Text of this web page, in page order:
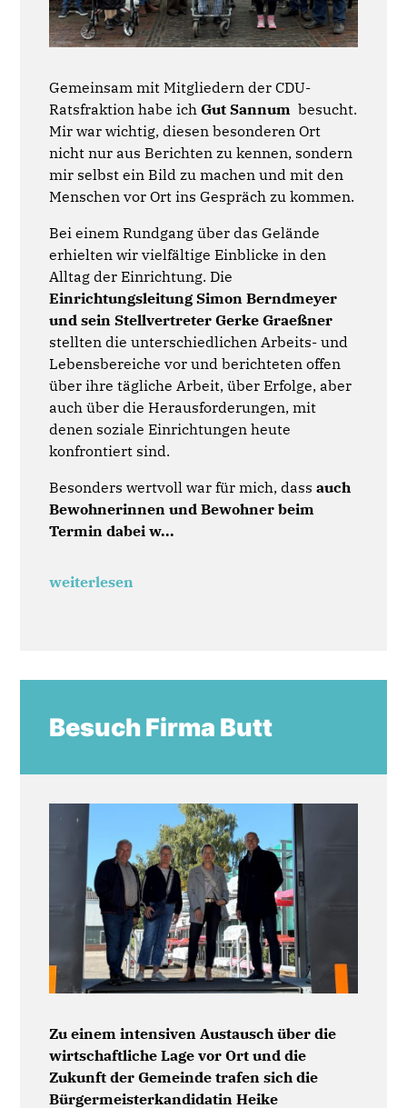
Gemeinsam mit Mitgliedern der CDU-
Ratsfraktion habe ichGut Sannum besucht.
Mir war wichtig, diesen besonderen Ort
nicht nur aus Berichten zu kennen, sondern
mir selbst ein Bild zu machen und mit den
Menschen vor Ort ins Gespräch zu kommen.
Bei einem Rundgang über das Gelände
erhielten wir vielfältige Einblicke in den
Alltag der Einrichtung. Die
Einrichtungsleitung Simon Berndmeyer
und sein Stellvertreter Gerke Graeßner
stellten die unterschiedlichen Arbeits- und
Lebensbereiche vor und berichteten offen
über ihre tägliche Arbeit, über Erfolge, aber
auch über die Herausforderungen, mit
denen soziale Einrichtungen heute
konfrontiert sind.
Besonders wertvoll war für mich, dassauch
Bewohnerinnen und Bewohner beim
Termin dabei w...
weiterlesen
Besuch Firma Butt
Zu einem intensiven Austausch über die
wirtschaftliche Lage vor Ort und die
Zukunft der Gemeinde trafen sich die
Bürgermeisterkandidatin Heike